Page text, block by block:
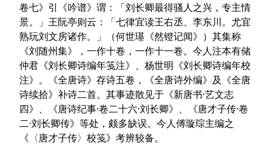
卷七》引《吟谱》谓：「刘长卿最得骚人之兴，专主情
景。」王阮亭则云：「七律宜读王右丞、李东川。尤宜
熟玩刘文房诸作。」（何世璂《然镫记闻》）其集称
《刘随州集》，一作十卷，一作十一卷。今人注本有储
仲君《刘长卿诗编年笺注》、杨世明《刘长卿诗编年校
注》。《全唐诗》存诗五卷，《全唐诗外编》及《全唐
诗续拾》补诗二首。其事迹散见于《新唐书·艺文志
四》、《唐诗纪事·卷二十六·刘长卿》、《唐才子传·卷
二·刘长卿传》等处，颇多缺误。今人傅璇琮主编之
《〈唐才子传〉校笺》考辨较备。